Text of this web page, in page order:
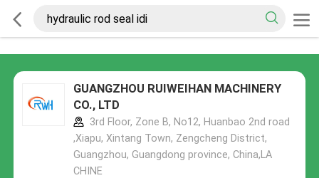
GUANGZHOU RUIWEIHAN MACHINERY
CO., LTD
3rd Floor, Zone B, No12, Huanbao 2nd road
,Xiapu, Xintang Town, Zengcheng District,
Guangzhou, Guangdong province, China,LA
CHINE